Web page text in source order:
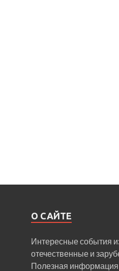
О САЙТЕ
Интересные события
отечественные и
Полезная информация